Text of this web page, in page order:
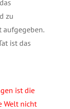
zu
aufgegeben.
ist das
ist die
Welt nicht